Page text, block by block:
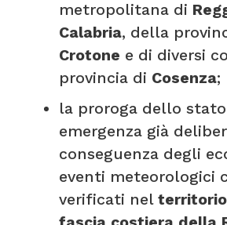
metropolitana di
Calabria, della
Crotone e di diversi
provincia di Cosenza;
la proroga dello
emergenza già
conseguenza degli
eventi meteorologici
verificati nel